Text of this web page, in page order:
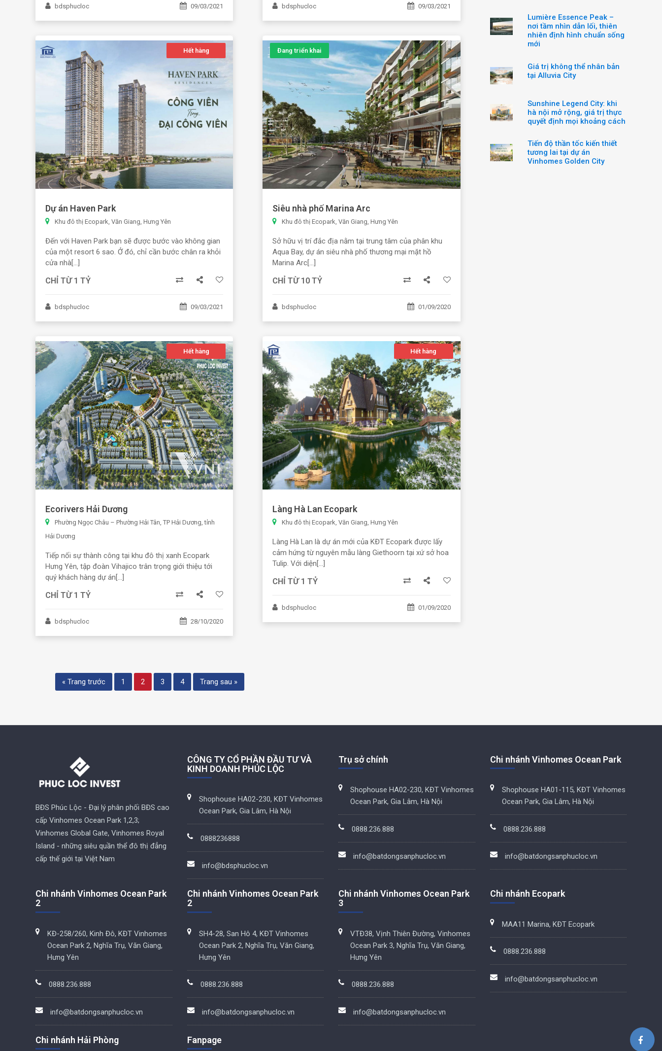
bdsphucloc 09/03/2021 bdsphucloc 09/03/2021
Hết hàng
Dự án Haven Park
Khu đô thị Ecopark, Văn Giang, Hưng Yên
Đến với Haven Park bạn sẽ được bước vào không gian
của một resort 6 sao. Ở đó, chỉ cần bước chân ra khỏi
cửa nhà[...]
CHỈ TỪ 1 TỶ
bdsphucloc 09/03/2021
Đang triển khai
Siêu nhà phố Marina Arc
Khu đô thị Ecopark, Văn Giang, Hưng Yên
Sở hữu vị trí đắc địa nằm tại trung tâm của phân khu
Aqua Bay, dự án siêu nhà phố thương mại mặt hồ
Marina Arc[...]
CHỈ TỪ 10 TỶ
bdsphucloc 01/09/2020
Hết hàng
Ecorivers Hải Dương
Phường Ngọc Châu – Phường Hải Tân, TP Hải Dương, tỉnh
Hải Dương
Tiếp nối sự thành công tại khu đô thị xanh Ecopark
Hưng Yên, tập đoàn Vihajico trân trọng giới thiệu tới
quý khách hàng dự án[...]
CHỈ TỪ 1 TỶ
bdsphucloc 28/10/2020
Hết hàng
Làng Hà Lan Ecopark
Khu đô thị Ecopark, Văn Giang, Hưng Yên
Làng Hà Lan là dự án mới của KĐT Ecopark được lấy
cảm hứng từ nguyên mẫu làng Giethoorn tại xứ sở hoa
Tulip. Với diện[...]
CHỈ TỪ 1 TỶ
bdsphucloc 01/09/2020
« Trang trước 1 2 3 4 Trang sau »
Lumière Essence Peak –
nơi tầm nhìn dẫn lối, thiên
nhiên định hình chuẩn sống
mới
Giá trị không thể nhân bản
tại Alluvia City
Sunshine Legend City: khi
hà nội mở rộng, giá trị thực
quyết định mọi khoảng cách
Tiến độ thần tốc kiến thiết
tương lai tại dự án
Vinhomes Golden City
BĐS Phúc Lộc - Đại lý phân phối BĐS cao
cấp Vinhomes Ocean Park 1,2,3;
Vinhomes Global Gate, Vinhomes Royal
Island - những siêu quần thể đô thị đẳng
cấp thế giới tại Việt Nam
CÔNG TY CỔ PHẦN ĐẦU TƯ VÀ
KINH DOANH PHÚC LỘC
Shophouse HA02-230, KĐT Vinhomes
Ocean Park, Gia Lâm, Hà Nội
0888236888
info@bdsphucloc.vn
Trụ sở chính
Shophouse HA02-230, KĐT Vinhomes
Ocean Park, Gia Lâm, Hà Nội
0888.236.888
info@batdongsanphucloc.vn
Chi nhánh Vinhomes Ocean Park
Shophouse HA01-115, KĐT Vinhomes
Ocean Park, Gia Lâm, Hà Nội
0888.236.888
info@batdongsanphucloc.vn
Chi nhánh Vinhomes Ocean Park
2
KĐ-258/260, Kinh Đô, KĐT Vinhomes
Ocean Park 2, Nghĩa Trụ, Văn Giang,
Hưng Yên
0888.236.888
info@batdongsanphucloc.vn
Chi nhánh Vinhomes Ocean Park
2
SH4-28, San Hô 4, KĐT Vinhomes
Ocean Park 2, Nghĩa Trụ, Văn Giang,
Hưng Yên
0888.236.888
info@batdongsanphucloc.vn
Chi nhánh Vinhomes Ocean Park
3
VTĐ38, Vịnh Thiên Đường, Vinhomes
Ocean Park 3, Nghĩa Trụ, Văn Giang,
Hưng Yên
0888.236.888
info@batdongsanphucloc.vn
Chi nhánh Ecopark
MAA11 Marina, KĐT Ecopark
0888.236.888
info@batdongsanphucloc.vn
Chi nhánh Hải Phòng Fanpage